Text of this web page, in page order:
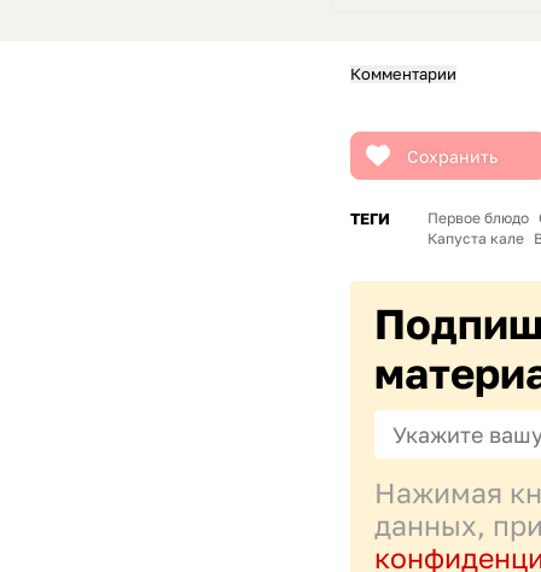
Комментарии
Сохранить
ТЕГИ Первое блюдо
Капуста кале
Нажимая
данных,